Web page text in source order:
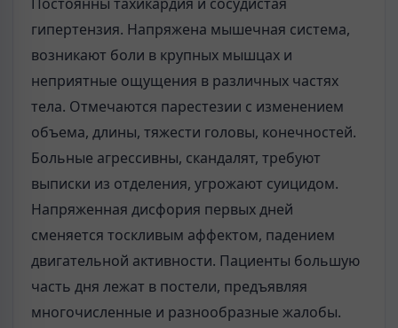
гипертензия. Напряжена мышечная система,
воз­никают боли в крупных мышцах и
неприятные ощущения в различных час­тях
тела. Отмечаются парестезии с изменением
объема, длины, тяжести головы, конечностей.
Больные агрессивны, скандалят, требуют
выписки из отделе­ния, угрожают суицидом.
Напряженная дисфория первых дней
сменяется тос­кливым аффектом, падением
двигательной активности. Пациенты большую
часть дня лежат в постели, предъявляя
многочисленные и разнообразные жалобы.